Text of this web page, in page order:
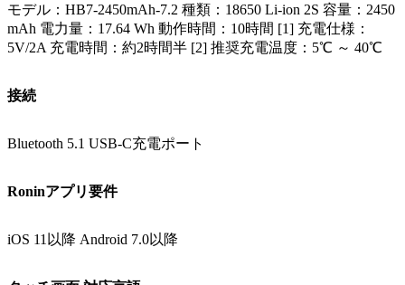
モデル：HB7-2450mAh-7.2 種類：18650 Li-ion 2S 容量：2450
mAh 電力量：17.64 Wh 動作時間：10時間 [1] 充電仕様：
5V/2A 充電時間：約2時間半 [2] 推奨充電温度：5℃ ～ 40℃
接続
Bluetooth 5.1 USB-C充電ポート
Roninアプリ要件
iOS 11以降 Android 7.0以降